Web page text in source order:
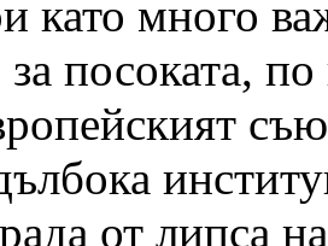
като много
посоката,
от липса